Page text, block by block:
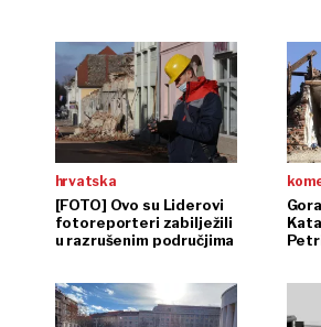
informatičku opremu, dok će
srednjoškolci dobiti mjesečnu
financiranje polaganja vozačkog
Svako dijete bit će u programu
dok god se redovno školuje.
hrvatska
[FOTO] Ovo su Liderovi
fotoreporteri zabilježili
u razrušenim područjima